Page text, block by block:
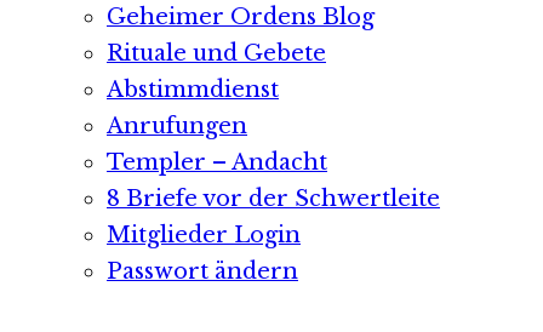
Geheimer Ordens Blog
Rituale und Gebete
Abstimmdienst
Anrufungen
Templer – Andacht
8 Briefe vor der Schwertleite
Mitglieder Login
Passwort ändern